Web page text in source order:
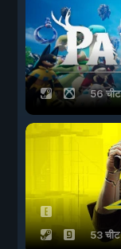
56 चीट
53 चीट